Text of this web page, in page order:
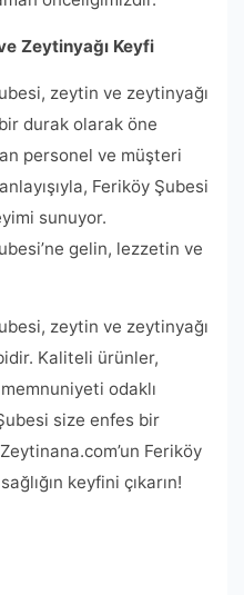
Zeytinyağı Keyfi
zeytin ve zeytinyağı
durak olarak öne
personel ve müşteri
Feriköy Şubesi
sunuyor.
gelin, lezzetin ve
zeytin ve zeytinyağı
Kaliteli ürünler,
odaklı
size enfes bir
Feriköy
keyfini çıkarın!